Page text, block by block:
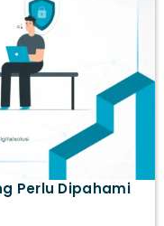
Perlu Dipahami